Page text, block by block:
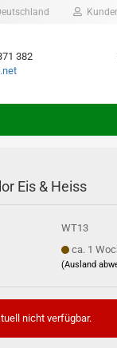
382
Eis & Heiss
WT13
ca. 1
(Ausland
nicht verfügbar.